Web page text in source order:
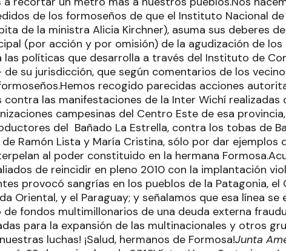
de los formoseños de que el Instituto Nacional
de la ministra Alicia Kirchner), asuma sus deberes
(por acción y por omisión) de la agudización de
políticas que desarrolla a través del Instituto de
su jurisdicción, que según comentarios de los
recogido parecidas acciones
las manifestaciones de la Inter Wichí realizadas
campesinas del Centro Este de esa
del Bañado La Estrella, contra los tobas de
de Ramón Lista y María Cristina, sólo por dar ejemplos
al poder constituido en la hermana
de reincidir en pleno 2010 con la implantación
provocó sangrías en los pueblos de la Patagonia, el
Oriental, y el Paraguay; y señalamos que esa línea se
fondos multimillonarios de una deuda externa
para la expansión de las multinacionales y otros
luchas! ¡Salud, hermanos de Formosa!Junta